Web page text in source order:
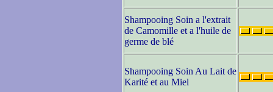
Shampooing Soin a l'extrait
de Camomille et a l'huile de
germe de blé
Shampooing Soin Au Lait de
Karité et au Miel